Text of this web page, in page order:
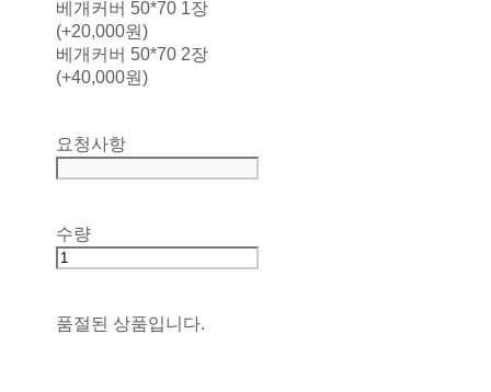
베개커버 50*70 1장
(+20,000원)
베개커버 50*70 2장
(+40,000원)
요청사항
수량
품절된 상품입니다.